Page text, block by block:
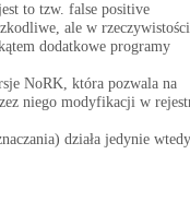
to tzw. false positive
ale w rzeczywistości
dodatkowe programy
NoRK, która pozwala na
niego modyfikacji w
działa jedynie